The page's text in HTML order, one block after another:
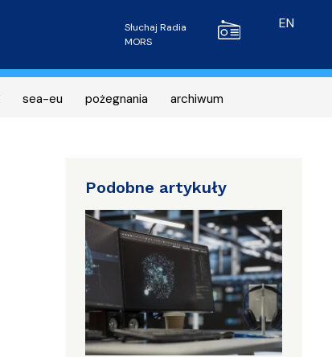
Radio MORS
Słuchaj Radia
MORS
EN
sea-eu pożegnania archiwum
Podobne artykuły